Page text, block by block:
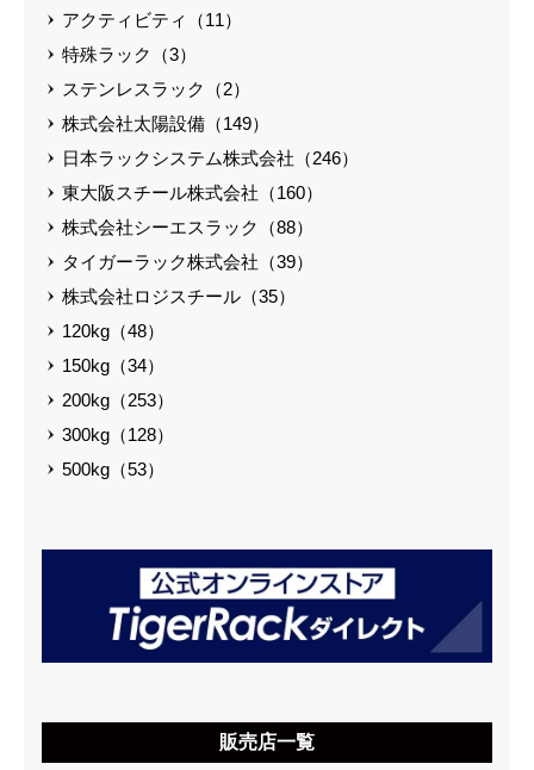
アクティビティ（11）
特殊ラック（3）
ステンレスラック（2）
株式会社太陽設備（149）
日本ラックシステム株式会社（246）
東大阪スチール株式会社（160）
株式会社シーエスラック（88）
タイガーラック株式会社（39）
株式会社ロジスチール（35）
120kg（48）
150kg（34）
200kg（253）
300kg（128）
500kg（53）
販売店一覧